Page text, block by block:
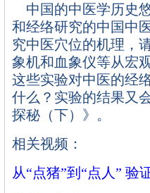
中国的中医学历史
和经络研究的中国中
究中医穴位的机理，
象机和血象仪等从宏
这些实验对中医的经
什么？实验的结果又
探秘（下）》。
相关视频：
从“点猪”到“点人” 验